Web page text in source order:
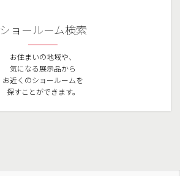
ショールーム検索
お住まいの地域や、
気になる展示品から
お近くのショールームを
探すことができます。